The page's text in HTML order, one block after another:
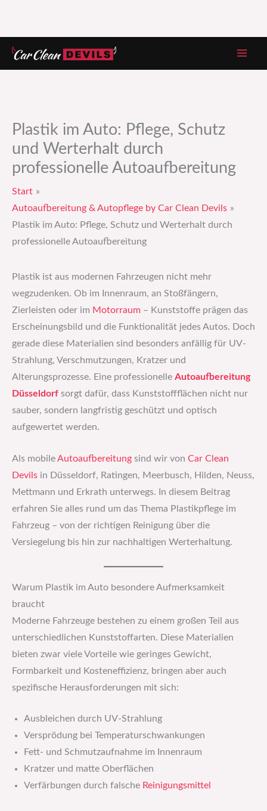
Zum
Inhalt
Plastik im Auto: Pflege, Schutz
und Werterhalt durch
professionelle Autoaufbereitung
Start
Autoaufbereitung & Autopflege by Car Clean Devils
Plastik im Auto: Pflege, Schutz und Werterhalt durch
professionelle Autoaufbereitung
Plastik ist aus modernen Fahrzeugen nicht mehr
wegzudenken. Ob im Innenraum, an Stoßfängern,
Zierleisten oder im Motorraum – Kunststoffe prägen das
Erscheinungsbild und die Funktionalität jedes Autos. Doch
gerade diese Materialien sind besonders anfällig für UV-
Strahlung, Verschmutzungen, Kratzer und
Alterungsprozesse. Eine professionelle Autoaufbereitung
Düsseldorf sorgt dafür, dass Kunststoffflächen nicht nur
sauber, sondern langfristig geschützt und optisch
aufgewertet werden.
Als mobile Autoaufbereitung sind wir von Car Clean
Devils in Düsseldorf, Ratingen, Meerbusch, Hilden, Neuss,
Mettmann und Erkrath unterwegs. In diesem Beitrag
erfahren Sie alles rund um das Thema Plastikpflege im
Fahrzeug – von der richtigen Reinigung über die
Versiegelung bis hin zur nachhaltigen Werterhaltung.
Warum Plastik im Auto besondere Aufmerksamkeit
braucht
Moderne Fahrzeuge bestehen zu einem großen Teil aus
unterschiedlichen Kunststoffarten. Diese Materialien
bieten zwar viele Vorteile wie geringes Gewicht,
Formbarkeit und Kosteneffizienz, bringen aber auch
spezifische Herausforderungen mit sich:
Ausbleichen durch UV-Strahlung
Versprödung bei Temperaturschwankungen
Fett- und Schmutzaufnahme im Innenraum
Kratzer und matte Oberflächen
Verfärbungen durch falsche Reinigungsmittel